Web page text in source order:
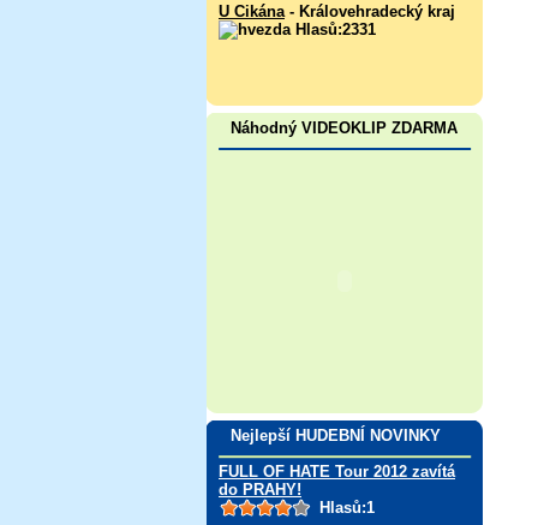
U Cikána - Královehradecký kraj
Hlasů:2331
Náhodný VIDEOKLIP ZDARMA
Nejlepší HUDEBNÍ NOVINKY
FULL OF HATE Tour 2012 zavítá
do PRAHY!
Hlasů:1